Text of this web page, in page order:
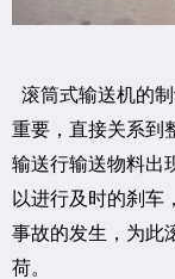
滚筒式输送机的
重要，直接关系到
输送行输送物料出
以进行及时的刹车
事故的发生，为此
荷。